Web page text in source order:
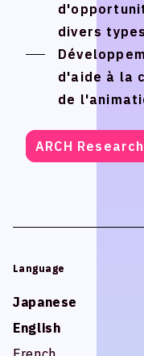
divers
d'aide à la
de
Language
Japanese
English
ARCH Research
divers
d'aide à la
de
ARCH Research
Language
Japanese
English